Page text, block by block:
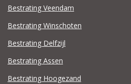
Bestrating Veendam
Bestrating Winschoten
Bestrating Delfzijl
Bestrating Assen
Bestrating Hoogezand